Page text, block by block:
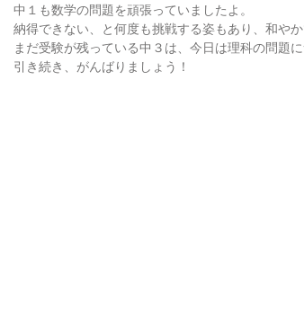
中１も数学の問題を頑張っていましたよ。
納得できない、と何度も挑戦する姿もあり、和や
まだ受験が残っている中３は、今日は理科の問題
引き続き、がんばりましょう！